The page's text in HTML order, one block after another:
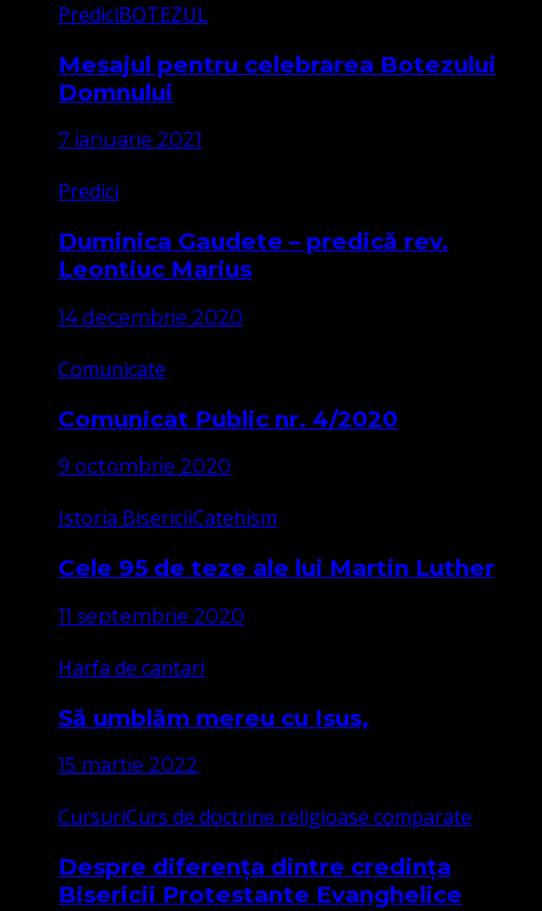
PrediciBOTEZUL
Mesajul pentru celebrarea Botezului
Domnului
7 ianuarie 2021
Predici
Duminica Gaudete – predică rev.
Leontiuc Marius
14 decembrie 2020
Comunicate
Comunicat Public nr. 4/2020
9 octombrie 2020
Istoria BisericiiCatehism
Cele 95 de teze ale lui Martin Luther
11 septembrie 2020
Harfa de cantari
Să umblăm mereu cu Isus,
15 martie 2022
CursuriCurs de doctrine religioase comparate
Despre diferența dintre credința
Bisericii Protestante Evanghelice